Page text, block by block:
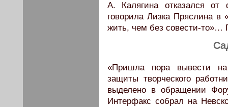
А. Калягина отказался
говорила Лизка Пряслина в
жить, чем без совести-
«Пришла пора вывести
защиты творческого
выделено в обращении
Интерфакс собрал на